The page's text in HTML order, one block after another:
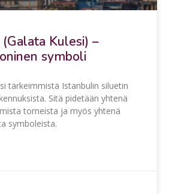
Kulesi) –
symboli
tärkeimmistä Istanbulin siluetin
Sitä pidetään yhtenä
torneista ja myös yhtenä
symboleista.